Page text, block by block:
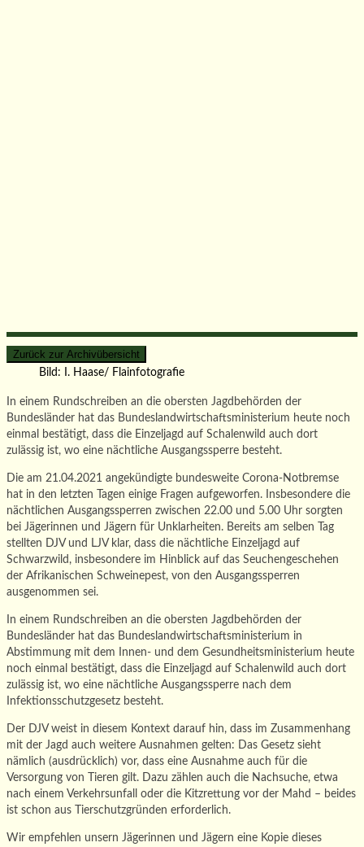
Bild: I. Haase/ Flainfotografie
In einem Rundschreiben an die obersten Jagdbehörden der
Bundesländer hat das Bundeslandwirtschaftsministerium heute noch
einmal bestätigt, dass die Einzeljagd auf Schalenwild auch dort
zulässig ist, wo eine nächtliche Ausgangssperre besteht.
Die am 21.04.2021 angekündigte bundesweite Corona-Notbremse
hat in den letzten Tagen einige Fragen aufgeworfen. Insbesondere die
nächtlichen Ausgangssperren zwischen 22.00 und 5.00 Uhr sorgten
bei Jägerinnen und Jägern für Unklarheiten. Bereits am selben Tag
stellten DJV und LJV klar, dass die nächtliche Einzeljagd auf
Schwarzwild, insbesondere im Hinblick auf das Seuchengeschehen
der Afrikanischen Schweinepest, von den Ausgangssperren
ausgenommen sei.
In einem Rundschreiben an die obersten Jagdbehörden der
Bundesländer hat das Bundeslandwirtschaftsministerium in
Abstimmung mit dem Innen- und dem Gesundheitsministerium heute
noch einmal bestätigt, dass die Einzeljagd auf Schalenwild auch dort
zulässig ist, wo eine nächtliche Ausgangssperre nach dem
Infektionsschutzgesetz besteht.
Der DJV weist in diesem Kontext darauf hin, dass im Zusammenhang
mit der Jagd auch weitere Ausnahmen gelten: Das Gesetz sieht
nämlich (ausdrücklich) vor, dass eine Ausnahme auch für die
Versorgung von Tieren gilt. Dazu zählen auch die Nachsuche, etwa
nach einem Verkehrsunfall oder die Kitzrettung vor der Mahd – beides
ist schon aus Tierschutzgründen erforderlich.
Wir empfehlen unsern Jägerinnen und Jägern eine Kopie dieses